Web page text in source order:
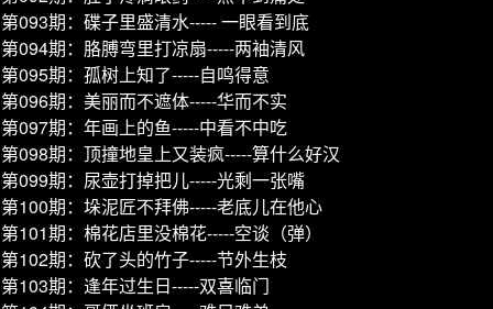
第093期：碟子里盛清水----- 一眼看到底
第094期：胳膊弯里打凉扇-----两袖清风
第095期：孤树上知了-----自鸣得意
第096期：美丽而不遮体-----华而不实
第097期：年画上的鱼-----中看不中吃
第098期：顶撞地皇上又装疯-----算什么好汉
第099期：尿壶打掉把儿-----光剩一张嘴
第100期：垛泥匠不拜佛-----老底儿在他心
第101期：棉花店里没棉花-----空谈（弹）
第102期：砍了头的竹子-----节外生枝
第103期：逢年过生日-----双喜临门